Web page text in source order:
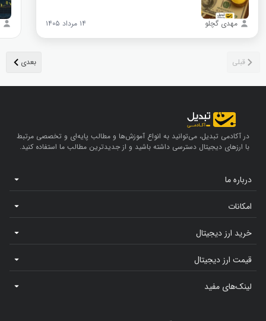
مهدی گچلو ۱۴ مرداد ۱۴۰۵
در آکادمی تبدیل، می‌توانید به انواع آموزش‌ها و مطالب پایه‌ای و تخصصی مرتبط
با ارزهای دیجیتال دسترسی داشته باشید و از جدیدترین مطالب ما استفاده کنید.
درباره ما
امکانات
خرید ارز دیجیتال
قیمت ارز دیجیتال
لینک‌های مفید